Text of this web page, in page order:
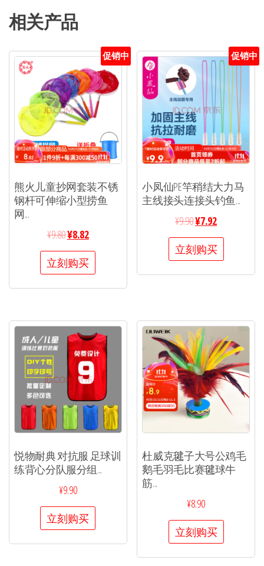
相关产品
促销中
熊火儿童抄网套装不锈
钢杆可伸缩小型捞鱼
网...
¥9.80¥8.82
立刻购买
促销中
小凤仙PE竿稍结大力马
主线接头连接头钓鱼...
¥9.90¥7.92
立刻购买
悦物耐典 对抗服 足球训
练背心分队服分组...
¥9.90
立刻购买
杜威克毽子大号公鸡毛
鹅毛羽毛比赛毽球牛
筋...
¥8.90
立刻购买